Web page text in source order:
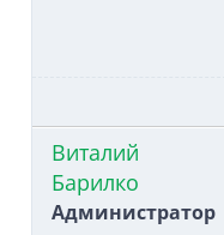
Виталий
Барилко
Администратор